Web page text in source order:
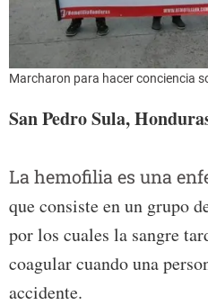
Marcharon para hacer conciencia
San Pedro Sula,
La hemofilia es una
que consiste en un grupo
por los cuales la sangre
coagular cuando una
accidente.